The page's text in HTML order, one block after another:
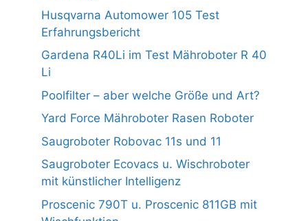
Husqvarna Automower 105 Test
Erfahrungsbericht
Gardena R40Li im Test Mähroboter R 40
Li
Poolfilter – aber welche Größe und Art?
Yard Force Mähroboter Rasen Roboter
Saugroboter Robovac 11s und 11
Saugroboter Ecovacs u. Wischroboter
mit künstlicher Intelligenz
Proscenic 790T u. Proscenic 811GB mit